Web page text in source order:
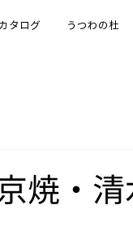
タログ うつわの杜
焼・